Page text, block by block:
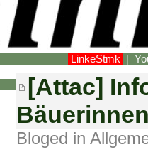
LinkeStmk |
[Attac]
Bloged in